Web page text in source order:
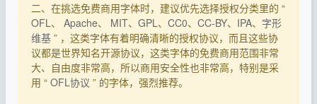
二、在挑选免费商用字体时，建议优先选择授权分类里的 “
OFL、 Apache、 MIT、 GPL、 CC0、 CC-BY、 IPA、 字形
维基 ” ，这类字体有着明确清晰的授权协议，而且这些协
议都是世界知名开源协议，这类字体的免费商用范围非常
大、自由度非常高，所以商用安全性也非常高，特别是采
用 “ OFL协议 ” 的字体，强烈推荐。